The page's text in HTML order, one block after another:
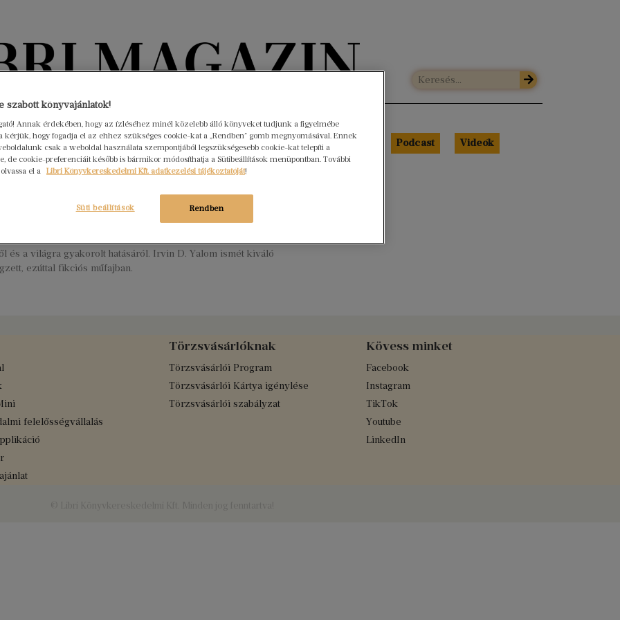
Könyvektől az olvasókig
Interjúk Beleolvasó A hónap könyvei HÍREK Libri Portré Podcast Videók
Irvin D. Yalom regényéről
és a világra gyakorolt hatásáról. Irvin D. Yalom ismét kiváló
ezúttal fikciós műfajban.
felelősségvállalás
Törzsvásárlóknak
Törzsvásárlói Program
Törzsvásárlói Kártya igénylése
Törzsvásárlói szabályzat
Kövess minket
Facebook
Instagram
TikTok
Youtube
LinkedIn
szabott könyvajánlatok!
Annak érdekében, hogy az ízléséhez minél közelebb álló könyveket tudjunk a figyelmébe
kérjük, hogy fogadja el az ehhez szükséges cookie-kat a „Rendben” gomb megnyomásával. Ennek
csak a weboldal használata szempontjából legszükségesebb cookie-kat telepíti a
de cookie-preferenciáit később is bármikor módosíthatja a Sütibeállítások menüpontban. További
el a Libri Könyvkereskedelmi Kft. adatkezelési tájékoztatóját!
Rendben
Süti beállítások